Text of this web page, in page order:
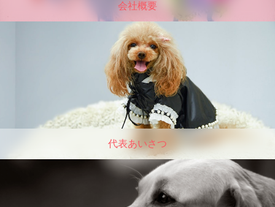
会社概要
代表あいさつ